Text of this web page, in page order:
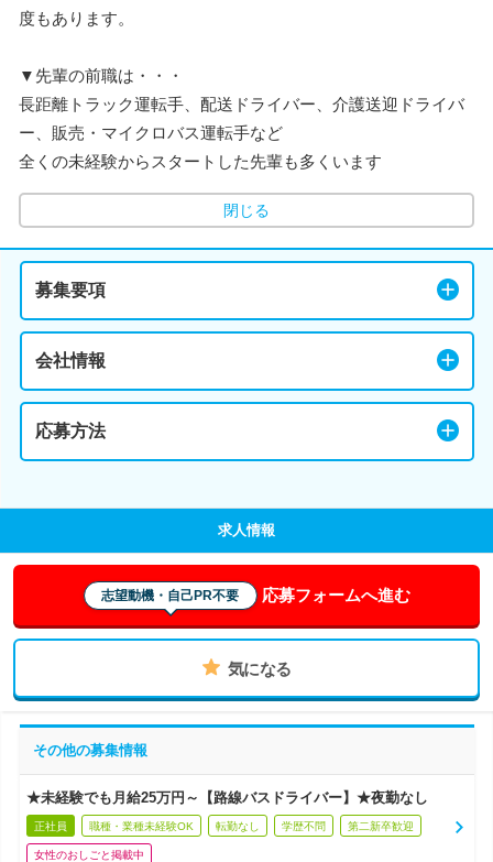
度もあります。
▼先輩の前職は・・・
長距離トラック運転手、配送ドライバー、介護送迎ドライバ
ー、販売・マイクロバス運転手など
全くの未経験からスタートした先輩も多くいます
閉じる
募集要項
会社情報
応募方法
求人情報
志望動機・自己PR不要 応募フォームへ進む
気になる
その他の募集情報
★未経験でも月給25万円～【路線バスドライバー】★夜勤なし
正社員 職種・業種未経験OK 転勤なし 学歴不問 第二新卒歓迎
女性のおしごと掲載中